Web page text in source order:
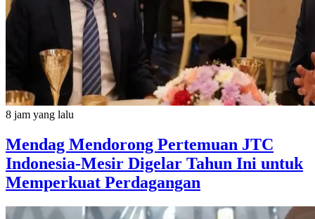
8 jam yang lalu
Mendag Mendorong Pertemuan JTC
Indonesia-Mesir Digelar Tahun Ini untuk
Memperkuat Perdagangan